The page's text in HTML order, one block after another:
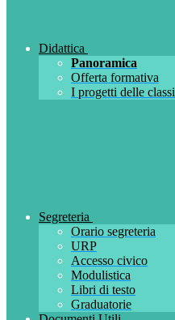
Didattica
Panoramica
Offerta formativa
I progetti delle classi
Segreteria
Orario segreteria
URP
Accesso civico
Modulistica
Libri di testo
Graduatorie